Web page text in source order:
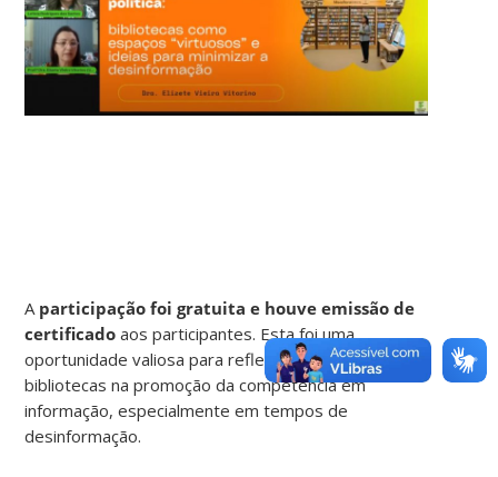
A participação foi gratuita e houve emissão de
certificado aos participantes. Esta foi uma
oportunidade valiosa para refletir sobre o papel das
bibliotecas na promoção da competência em
informação, especialmente em tempos de
desinformação.